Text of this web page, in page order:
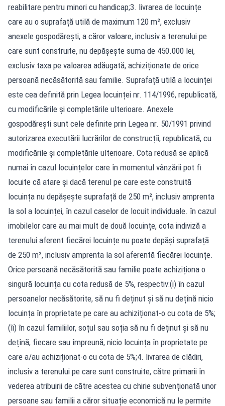
reabilitare pentru minori cu handicap;3. livrarea de locuințe
care au o suprafață utilă de maximum 120 m², exclusiv
anexele gospodărești, a căror valoare, inclusiv a terenului pe
care sunt construite, nu depășește suma de 450.000 lei,
exclusiv taxa pe valoarea adăugată, achiziționate de orice
persoană necăsătorită sau familie. Suprafață utilă a locuinței
este cea definită prin Legea locuinței nr. 114/1996, republicată,
cu modificările și completările ulterioare. Anexele
gospodărești sunt cele definite prin Legea nr. 50/1991 privind
autorizarea executării lucrărilor de construcțîi, republicată, cu
modificările și completările ulterioare. Cota redusă se aplică
numai în cazul locuințelor care în momentul vânzării pot fi
locuite că atare și dacă terenul pe care este construită
locuința nu depășește suprafață de 250 m², inclusiv amprenta
la sol a locuinței, în cazul caselor de locuit individuale. în cazul
imobilelor care au mai mult de două locuințe, cota indiviză a
terenului aferent fiecărei locuințe nu poate depăși suprafață
de 250 m², inclusiv amprenta la sol aferentă fiecărei locuințe.
Orice persoană necăsătorită sau familie poate achiziționa o
singură locuința cu cota redusă de 5%, respectiv:(i) în cazul
persoanelor necăsătorite, să nu fi deținut și să nu dețînă nicio
locuința în proprietate pe care au achiziționat-o cu cota de 5%;
(îi) în cazul familiilor, soțul sau soția să nu fi deținut și să nu
dețînă, fiecare sau împreună, nicio locuința în proprietate pe
care a/au achiziționat-o cu cota de 5%;4. livrarea de clădiri,
inclusiv a terenului pe care sunt construite, către primarii în
vederea atribuirii de către acestea cu chirie subvenționată unor
persoane sau familii a căror situație economică nu le permite